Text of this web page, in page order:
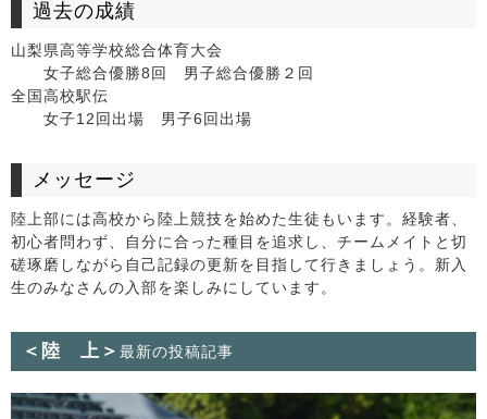
過去の成績
山梨県高等学校総合体育大会
女子総合優勝8回 男子総合優勝２回
全国高校駅伝
女子12回出場 男子6回出場
メッセージ
陸上部には高校から陸上競技を始めた生徒もいます。経験者、
初心者問わず、自分に合った種目を追求し、チームメイトと切
磋琢磨しながら自己記録の更新を目指して行きましょう。新入
生のみなさんの入部を楽しみにしています。
＜陸 上＞ 最新の投稿記事